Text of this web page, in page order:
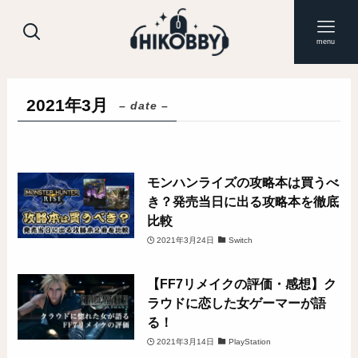
menu
2021年3月 – date –
モンハンライズの攻略本は買うべ
き？発売当日に出る攻略本を徹底
比較
2021年3月24日 Switch
【FF7リメイクの評価・感想】ク
ラウドに恋した女ゲーマーが語
る！
2021年3月14日 PlayStation